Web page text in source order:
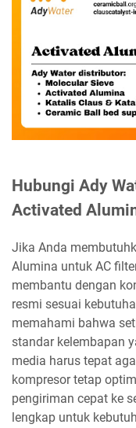
Hubungi Ady
Activated
Jika Anda
Alumina untuk AC
membantu dengan
resmi sesuai
memahami bahwa
standar kelembapan
media harus tepat
kompresor tetap
pengiriman cepat ke
lengkap untuk